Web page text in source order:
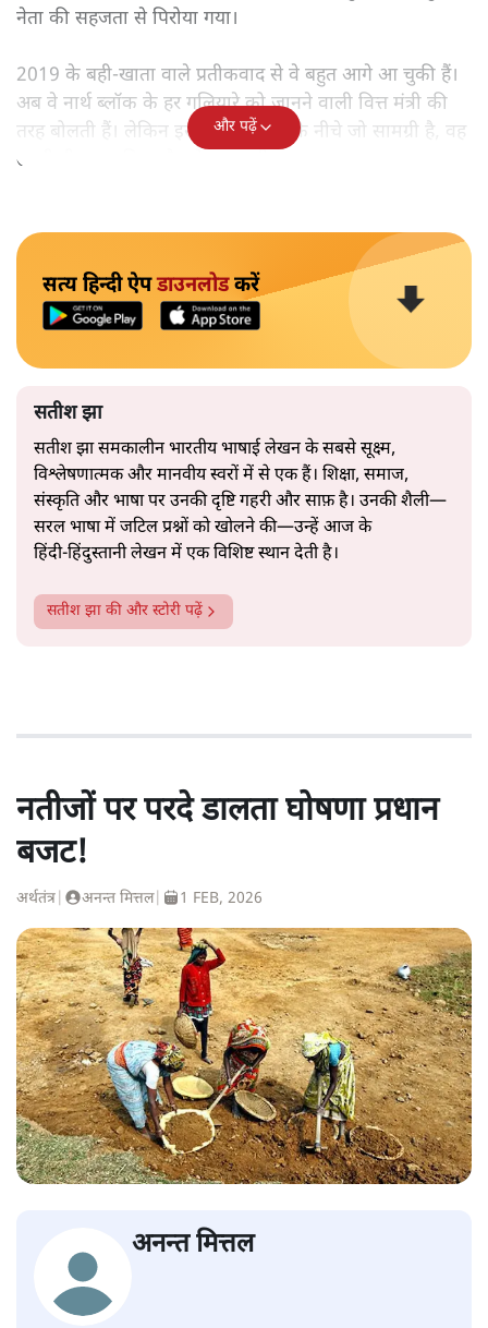
नेता की सहजता से पिरोया गया।
2019 के बही‑खाता वाले प्रतीकवाद से वे बहुत आगे आ चुकी हैं।
अब वे नार्थ ब्लॉक के हर गलियारे को जानने वाली वित्त मंत्री की
तरह बोलती हैं। लेकिन इस आत्मविश्वास के नीचे जो सामग्री है, वह
उतनी ही अनुमानित और दोहराव भरी।
और पढ़ें
सत्य हिन्दी ऐपडाउनलोडकरें
सतीश झा
सतीश झा समकालीन भारतीय भाषाई लेखन के सबसे सूक्ष्म,
विश्लेषणात्मक और मानवीय स्वरों में से एक हैं। शिक्षा, समाज,
संस्कृति और भाषा पर उनकी दृष्टि गहरी और साफ़ है। उनकी शैली—
सरल भाषा में जटिल प्रश्नों को खोलने की—उन्हें आज के
हिंदी‑हिंदुस्तानी लेखन में एक विशिष्ट स्थान देती है।
सतीश झा की और स्टोरी पढ़ें
नतीजों पर परदे डालता घोषणा प्रधान
बजट!
अर्थतंत्र अनन्त मित्तल| 1 FEB, 2026
अनन्त मित्तल